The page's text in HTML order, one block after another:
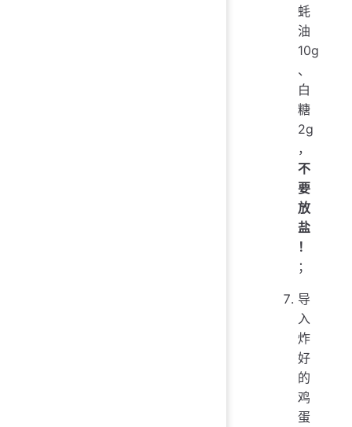
蚝
油
10g
、
白
糖
2g
，
不
要
放
盐
！
；
导
入
炸
好
的
鸡
蛋